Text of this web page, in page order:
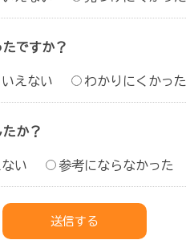
ですか？
えない わかりにくかった
か？
い 参考にならなかった